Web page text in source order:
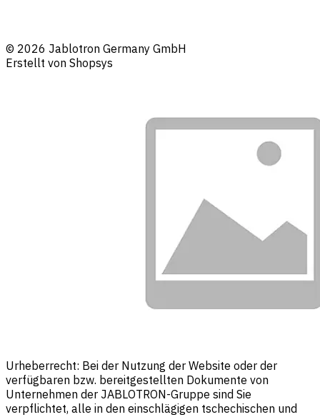
© 2026 Jablotron Germany GmbH
Erstellt von Shopsys
Urheberrecht: Bei der Nutzung der Website oder der
verfügbaren bzw. bereitgestellten Dokumente von
Unternehmen der JABLOTRON-Gruppe sind Sie
verpflichtet, alle in den einschlägigen tschechischen und